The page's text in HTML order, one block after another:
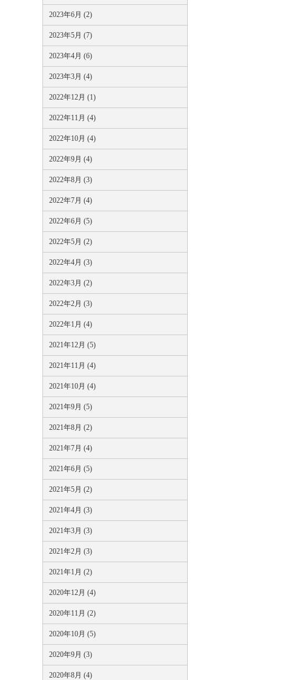
2023年6月 (2)
2023年5月 (7)
2023年4月 (6)
2023年3月 (4)
2022年12月 (1)
2022年11月 (4)
2022年10月 (4)
2022年9月 (4)
2022年8月 (3)
2022年7月 (4)
2022年6月 (5)
2022年5月 (2)
2022年4月 (3)
2022年3月 (2)
2022年2月 (3)
2022年1月 (4)
2021年12月 (5)
2021年11月 (4)
2021年10月 (4)
2021年9月 (5)
2021年8月 (2)
2021年7月 (4)
2021年6月 (5)
2021年5月 (2)
2021年4月 (3)
2021年3月 (3)
2021年2月 (3)
2021年1月 (2)
2020年12月 (4)
2020年11月 (2)
2020年10月 (5)
2020年9月 (3)
2020年8月 (4)